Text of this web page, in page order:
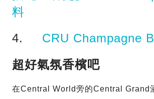
料
4. CRU Champagne
超好氣氛香檳吧
在Central World旁的Central Grand